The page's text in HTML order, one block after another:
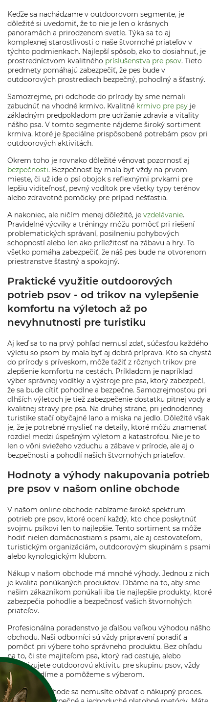
Keďže sa nachádzame v outdoorovom segmente, je
dôležité si uvedomiť, že to nie je len o krásnych
panoramách a prirodzenom svetle. Týka sa to aj
komplexnej starostlivosti o naše štvornohé priateľov v
týchto podmienkach. Najlepší spôsob, ako to dosiahnuť, je
prostredníctvom kvalitného príslušenstva pre psov. Tieto
predmety pomáhajú zabezpečiť, že pes bude v
outdoorových prostrediach bezpečný, pohodlný a šťastný.
Samozrejme, pri odchode do prírody by sme nemali
zabudnúť na vhodné krmivo. Kvalitné krmivo pre psy je
základným predpokladom pre udržanie zdravia a vitality
nášho psa. V tomto segmente nájdeme široký sortiment
krmiva, ktoré je špeciálne prispôsobené potrebám psov pri
outdoorových aktivitách.
Okrem toho je rovnako dôležité věnovat pozornosť aj
bezpečnosti. Bezpečnosť by mala byť vždy na prvom
mieste, či už ide o psí obojok s reflexnými prvkami pre
lepšiu viditeľnosť, pevný vodítok pre všetky typy terénov
alebo zdravotné pomôcky pre prípad nešťastia.
A nakoniec, ale ničím menej dôležité, je vzdelávanie.
Pravidelné výcviky a tréningy môžu pomôcť pri riešení
problematických správaní, posilneniu pohybových
schopností alebo len ako príležitosť na zábavu a hry. To
všetko pomáha zabezpečiť, že náš pes bude na otvorenom
priestranstve šťastný a spokojný.
Praktické využitie outdoorových
potrieb psov - od trikov na vylepšenie
komfortu na výletoch až po
nevyhnutnosti pre turistiku
Aj keď sa to na prvý pohľad nemusí zdať, súčasťou každého
výletu so psom by mala byť aj dobrá príprava. Kto sa chystá
do prírody s príveskom, môže ťažiť z rôznych trikov pre
zlepšenie komfortu na cestách. Príkladom je napríklad
výber správnej vodítky a výstroje pre psa, ktorý zabezpečí,
že sa bude cítiť pohodlne a bezpečne. Samozrejmosťou pri
dlhších výletoch je tiež zabezpečenie dostatku pitnej vody a
kvalitnej stravy pre psa. Na druhej strane, pri jednodennej
turistike stačí obyčajné lano a miska na jedlo. Dôležité však
je, že je potrebné myslieť na detaily, ktoré môžu znamenať
rozdiel medzi úspešným výletom a katastrofou. Nie je to
len o vôni sviežeho vzduchu a zábave v prírode, ale aj o
bezpečnosti a pohodlí našich štvornohých priateľov.
Hodnoty a výhody nakupovania potrieb
pre psov v našom online obchode
V našom online obchode nabízame široké spektrum
potrieb pre psov, ktoré ocení každý, kto chce poskytnúť
svojmu psíkovi len to najlepšie. Tento sortiment sa môže
hodiť nielen domácnostiam s psami, ale aj cestovateľom,
turistickým organizáciám, outdoorovým skupinám s psami
alebo kynologickým klubom.
Nákup v našom obchode má mnohé výhody. Jednou z nich
je kvalita ponúkaných produktov. Dbáme na to, aby sme
našim zákazníkom ponúkali iba tie najlepšie produkty, ktoré
zabezpečia pohodlie a bezpečnosť vašich štvornohých
priateľov.
Profesionálna poradenstvo je ďalšou veľkou výhodou nášho
obchodu. Naši odborníci sú vždy pripravení poradiť a
pomôcť pri výbere toho správneho produktu. Bez ohľadu
na to, či ste majiteľom psa, ktorý rad cestuje, alebo
organizujete outdoorovú aktivitu pre skupinu psov, vždy
vám poradíme a pomôžeme s výberom.
V našom obchode sa nemusíte obávať o nákupný proces.